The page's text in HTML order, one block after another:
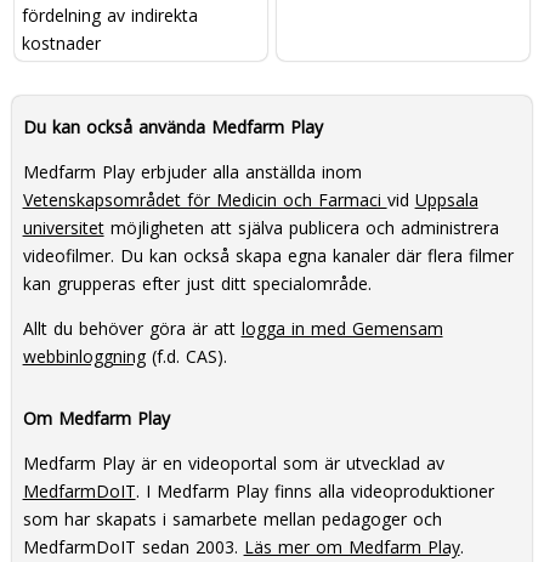
fördelning av indirekta
kostnader
Du kan också använda Medfarm Play
Medfarm Play erbjuder alla anställda inom
Vetenskapsområdet för Medicin och Farmaci vid Uppsala
universitetmöjligheten att själva publicera och administrera
videofilmer. Du kan också skapa egna kanaler där flera filmer
kan grupperas efter just ditt specialområde.
Allt du behöver göra är att logga in med Gemensam
webbinloggning(f.d. CAS).
Om Medfarm Play
Medfarm Play är en videoportal som är utvecklad av
MedfarmDoIT. I Medfarm Play finns alla videoproduktioner
som har skapats i samarbete mellan pedagoger och
MedfarmDoIT sedan 2003. Läs mer om Medfarm Play.